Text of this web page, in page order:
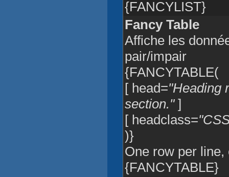
{FANCYLIST}
Fancy Table
Affiche les
pair/impair
{FANCYTABLE(
[ head="Heading
section."]
[ headclass=
)}
One row per
{FANCYTABLE}